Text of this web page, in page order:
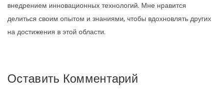
внедрением инновационных технологий. Мне нравится
делиться своим опытом и знаниями, чтобы вдохновлять других
на достижения в этой области.
Оставить Комментарий